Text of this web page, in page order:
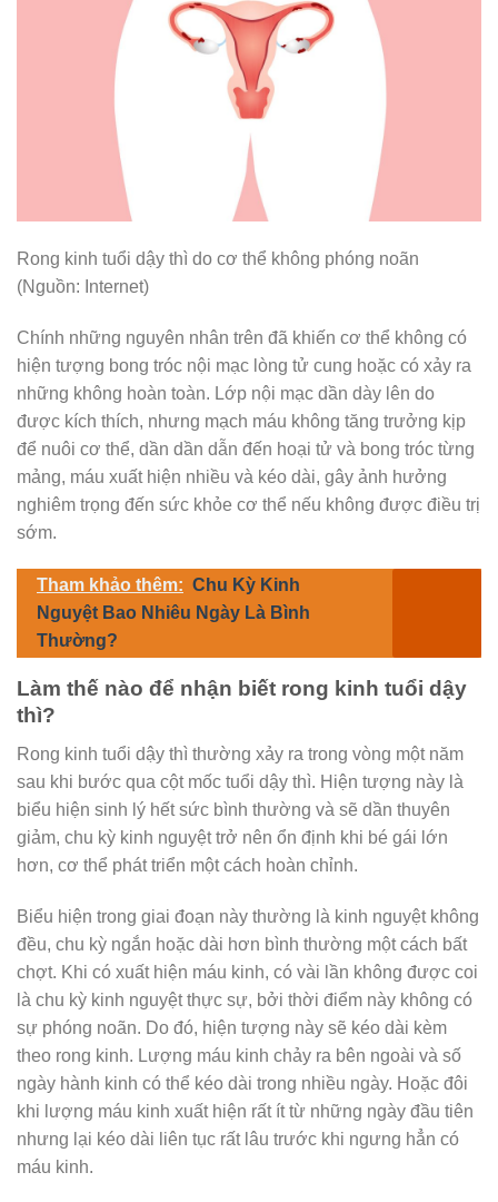
Rong kinh tuổi dậy thì do cơ thể không phóng noãn
(Nguồn: Internet)
Chính những nguyên nhân trên đã khiến cơ thể không có
hiện tượng bong tróc nội mạc lòng tử cung hoặc có xảy ra
những không hoàn toàn. Lớp nội mạc dần dày lên do
được kích thích, nhưng mạch máu không tăng trưởng kịp
để nuôi cơ thể, dần dần dẫn đến hoại tử và bong tróc từng
mảng, máu xuất hiện nhiều và kéo dài, gây ảnh hưởng
nghiêm trọng đến sức khỏe cơ thể nếu không được điều trị
sớm.
Tham khảo thêm: Chu Kỳ Kinh
Nguyệt Bao Nhiêu Ngày Là Bình
Thường?
Làm thế nào để nhận biết rong kinh tuổi dậy
thì?
Rong kinh tuổi dậy thì thường xảy ra trong vòng một năm
sau khi bước qua cột mốc tuổi dậy thì. Hiện tượng này là
biểu hiện sinh lý hết sức bình thường và sẽ dần thuyên
giảm, chu kỳ kinh nguyệt trở nên ổn định khi bé gái lớn
hơn, cơ thể phát triển một cách hoàn chỉnh.
Biểu hiện trong giai đoạn này thường là kinh nguyệt không
đều, chu kỳ ngắn hoặc dài hơn bình thường một cách bất
chợt. Khi có xuất hiện máu kinh, có vài lần không được coi
là chu kỳ kinh nguyệt thực sự, bởi thời điểm này không có
sự phóng noãn. Do đó, hiện tượng này sẽ kéo dài kèm
theo rong kinh. Lượng máu kinh chảy ra bên ngoài và số
ngày hành kinh có thể kéo dài trong nhiều ngày. Hoặc đôi
khi lượng máu kinh xuất hiện rất ít từ những ngày đầu tiên
nhưng lại kéo dài liên tục rất lâu trước khi ngưng hẳn có
máu kinh.